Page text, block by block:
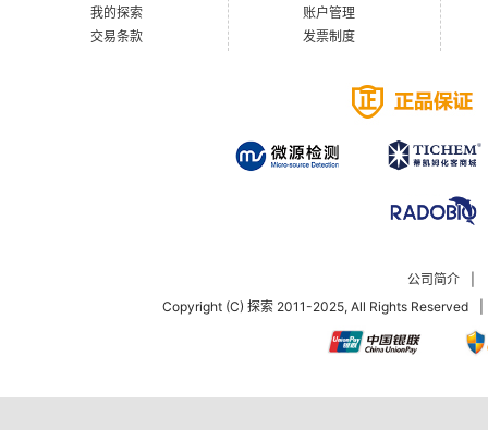
我的探索
交易条款
账户管理
发票制度
公司简介
Copyright (C) 探索 2011-2025, All Rights Reserved